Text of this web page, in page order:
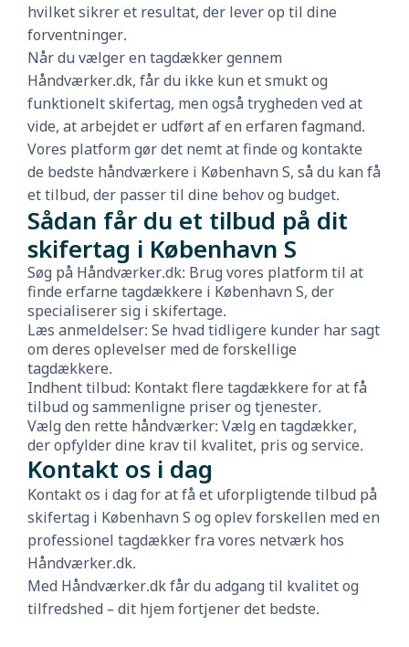
hvilket sikrer et resultat, der lever op til dine
forventninger.
Når du vælger en tagdækker gennem
Håndværker.dk, får du ikke kun et smukt og
funktionelt skifertag, men også trygheden ved at
vide, at arbejdet er udført af en erfaren fagmand.
Vores platform gør det nemt at finde og kontakte
de bedste håndværkere i København S, så du kan få
et tilbud, der passer til dine behov og budget.
Sådan får du et tilbud på dit
skifertag i København S
Søg på Håndværker.dk: Brug vores platform til at
finde erfarne tagdækkere i København S, der
specialiserer sig i skifertage.
Læs anmeldelser: Se hvad tidligere kunder har sagt
om deres oplevelser med de forskellige
tagdækkere.
Indhent tilbud: Kontakt flere tagdækkere for at få
tilbud og sammenligne priser og tjenester.
Vælg den rette håndværker: Vælg en tagdækker,
der opfylder dine krav til kvalitet, pris og service.
Kontakt os i dag
Kontakt os i dag for at få et uforpligtende tilbud på
skifertag i København S og oplev forskellen med en
professionel tagdækker fra vores netværk hos
Håndværker.dk.
Med Håndværker.dk får du adgang til kvalitet og
tilfredshed – dit hjem fortjener det bedste.